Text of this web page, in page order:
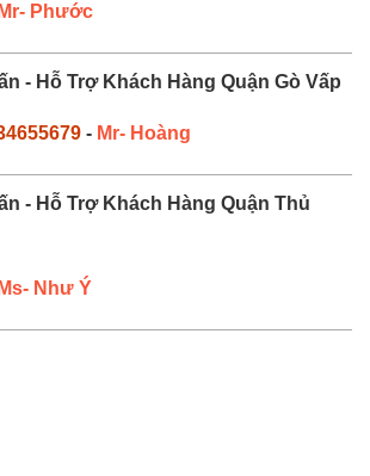
Mr- Phước
- Hỗ Trợ Khách Hàng Quận Gò Vấp
- Mr- Hoàng
- Hỗ Trợ Khách Hàng Quận Thủ
Ms- Như Ý